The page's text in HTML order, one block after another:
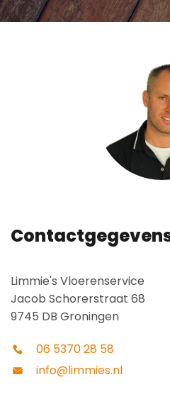
Limmie's Vloerenservice
Jacob Schorerstraat 68
9745 DB Groningen
06 5370 28 58
info@limmies.nl